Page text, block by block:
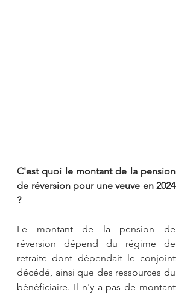
C'est quoi le montant de la pension
de réversion pour une veuve en 2024
?
Le montant de la pension de
réversion dépend du régime de
retraite dont dépendait le conjoint
décédé, ainsi que des ressources du
bénéficiaire. Il n'y a pas de montant